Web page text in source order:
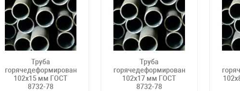
Труба
горячедеформированная
102х15 мм ГОСТ
8732-78
Труба
горячедеформированная
102х17 мм ГОСТ
8732-78